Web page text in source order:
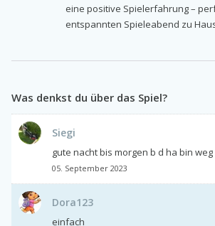
eine positive Spielerfahrung –
entspannten Spieleabend zu
Was denkst du über das Spiel?
Siegi
gute nacht bis morgen b d ha bin weg
05. September 2023
Dora123
einfach